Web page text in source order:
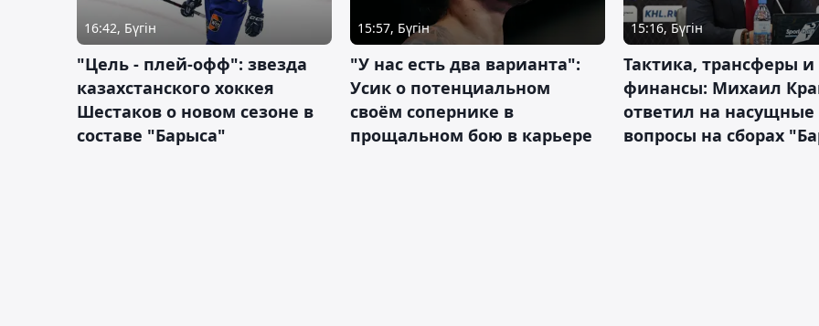
16:42, Бүгін
"Цель - плей-офф": звезда
казахстанского хоккея
Шестаков о новом сезоне в
составе "Барыса"
15:57, Бүгін
"У нас есть два варианта":
Усик о потенциальном
своём сопернике в
прощальном бою в карьере
15:16, Бүгін
Тактика, трансферы и
финансы: Михаил
ответил на насущные
вопросы на сборах